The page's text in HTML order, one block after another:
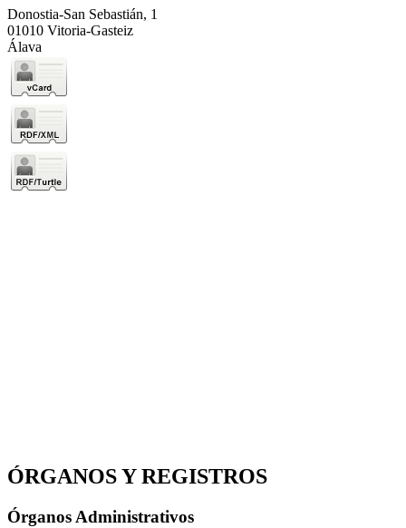
Donostia-San Sebastián, 1
01010 Vitoria-Gasteiz
Álava
ÓRGANOS Y REGISTROS
Órganos Administrativos